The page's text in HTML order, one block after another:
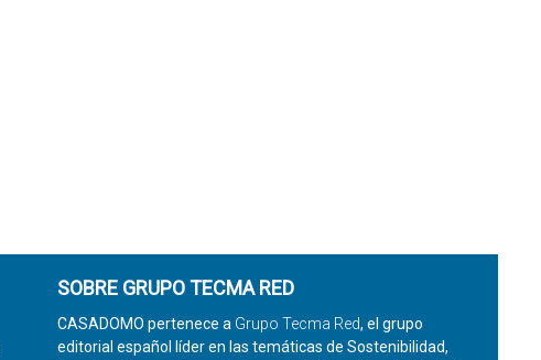
SOBRE GRUPO TECMA RED
CASADOMO pertenece a Grupo Tecma Red, el grupo
editorial español líder en las temáticas de Sostenibilidad,